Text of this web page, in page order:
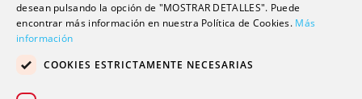
Contacto
desean pulsando la opción de "MOSTRAR DETALLES". Puede
encontrar más información en nuestra Política de Cookies. Más
información
COOKIES ESTRICTAMENTE NECESARIAS